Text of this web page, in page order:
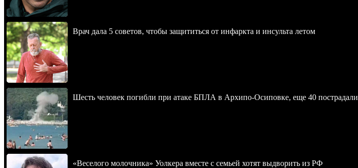
Врач дала 5 советов, чтобы защититься от инфаркта и инсульта летом
Шесть человек погибли при атаке БПЛА в Архипо-Осиповке, еще 40 пострадали
«Веселого молочника» Уолкера вместе с семьей хотят выдворить из РФ